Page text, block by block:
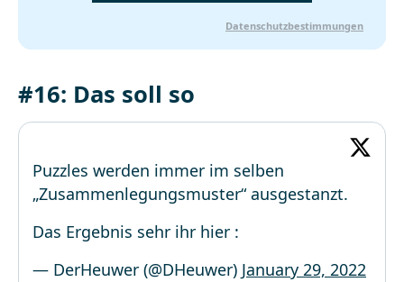
Datenschutzbestimmungen
#16: Das soll so
Puzzles werden immer im selben
„Zusammenlegungsmuster“ ausgestanzt.
Das Ergebnis sehr ihr hier :
— DerHeuwer (@DHeuwer) January 29, 2022